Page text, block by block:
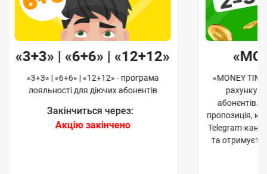
«3+3» | «6+6» | «12+12»
«3+3» | «6+6» | «12+12» - програма
лояльності для діючих абонентів
Закінчиться через:
Акцію закінчено
«MONEY
рахунку
абонентів.
пропозиція,
Telegram-
та